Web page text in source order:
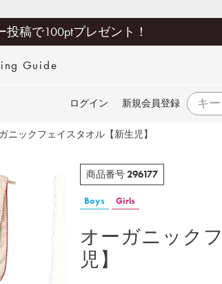
稿で100ptプレゼント！
Guide
ログイン 新規会員登録
検索
ニックフェイスタオル【新生児】
商品番号296177
Boys Girls
オーガニック
児】